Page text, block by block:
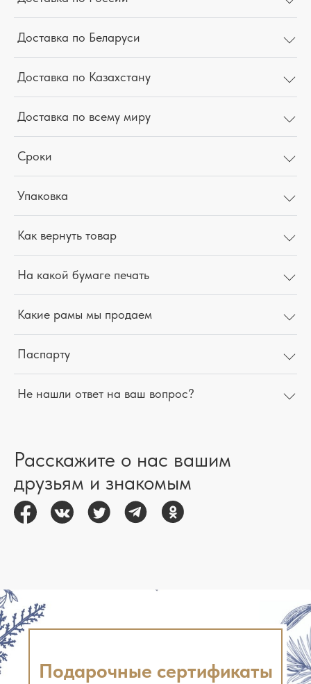
Доставка по Беларуси
Доставка по Казахстану
Доставка по всему миру
Сроки
Упаковка
Как вернуть товар
На какой бумаге печать
Какие рамы мы продаем
Паспарту
Не нашли ответ на ваш вопрос?
Расскажите о нас вашим
друзьям и знакомым
Подарочные сертификаты